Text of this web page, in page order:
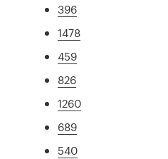
396
1478
459
826
1260
689
540